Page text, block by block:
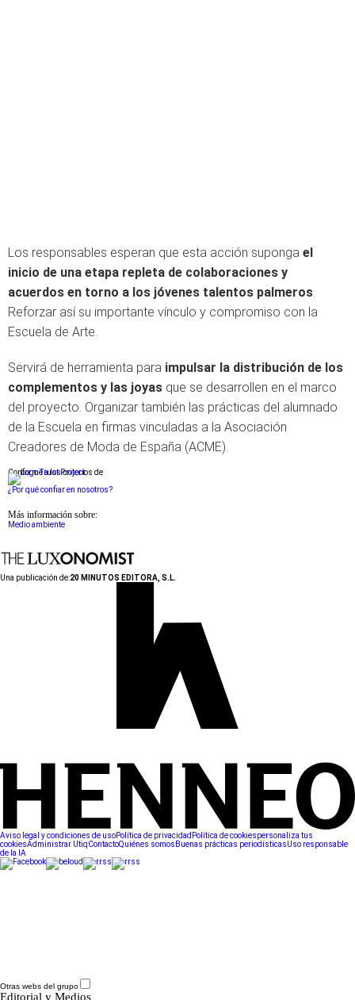
Los responsables esperan que esta acción suponga el
inicio de una etapa repleta de colaboraciones y
acuerdos en torno a los jóvenes talentos palmeros.
Reforzar así su importante vínculo y compromiso con la
Escuela de Arte.
Servirá de herramienta para impulsar la distribución de los
complementos y las joyas que se desarrollen en el marco
del proyecto. Organizar también las prácticas del alumnado
de la Escuela en firmas vinculadas a la Asociación
Creadores de Moda de España (ACME).
Conforme a los criterios de
¿Por qué confiar en nosotros?
Más información sobre:
Medio ambiente
Una publicación de:20 MINUTOS EDITORA, S.L.
Aviso legal y condiciones de usoPolítica de privacidad Política de cookiespersonaliza tus
cookiesAdministrar UtiqContactoQuiénes somos Buenas prácticas periodísticasUso responsable
de la IA
Otras webs del grupo
Editorial y Medios